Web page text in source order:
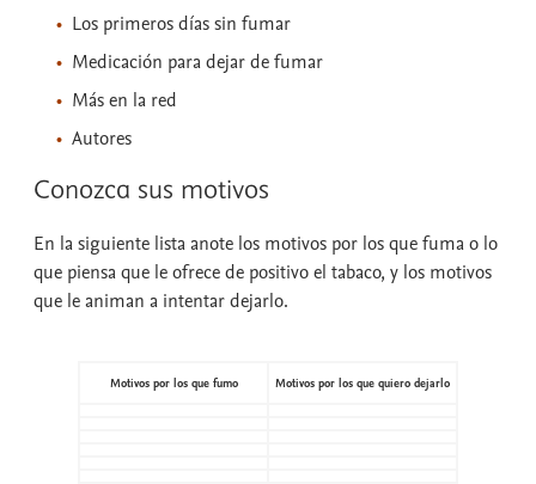
Los primeros días sin fumar
Medicación para dejar de fumar
Más en la red
Autores
Conozca sus motivos
En la siguiente lista anote los motivos por los que fuma o lo
que piensa que le ofrece de positivo el tabaco, y los motivos
que le animan a intentar dejarlo.
Motivos por los que fumo Motivos por los que quiero dejarlo